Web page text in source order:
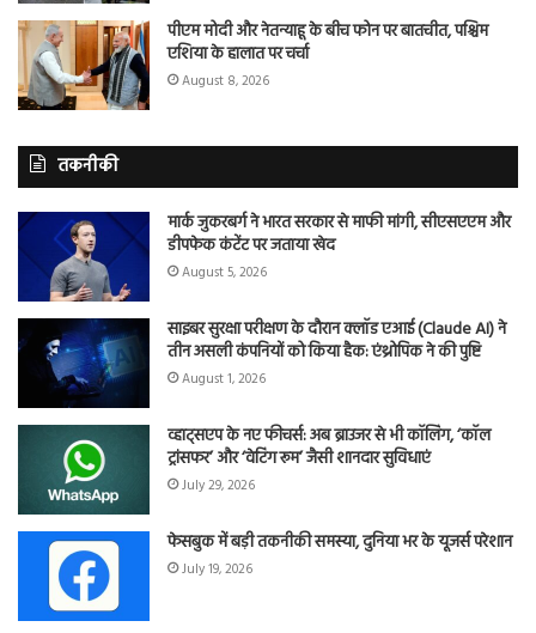
पीएम मोदी और नेतन्याहू के बीच फोन पर बातचीत, पश्चिम
एशिया के हालात पर चर्चा
August 8, 2026
तकनीकी
मार्क जुकरबर्ग ने भारत सरकार से माफी मांगी, सीएसएएम और
डीपफेक कंटेंट पर जताया खेद
August 5, 2026
साइबर सुरक्षा परीक्षण के दौरान क्लॉड एआई (Claude AI) ने
तीन असली कंपनियों को किया हैक: एंथ्रोपिक ने की पुष्टि
August 1, 2026
व्हाट्सएप के नए फीचर्स: अब ब्राउजर से भी कॉलिंग, ‘कॉल
ट्रांसफर’ और ‘वेटिंग रूम’ जैसी शानदार सुविधाएं
July 29, 2026
फेसबुक में बड़ी तकनीकी समस्या, दुनिया भर के यूजर्स परेशान
July 19, 2026